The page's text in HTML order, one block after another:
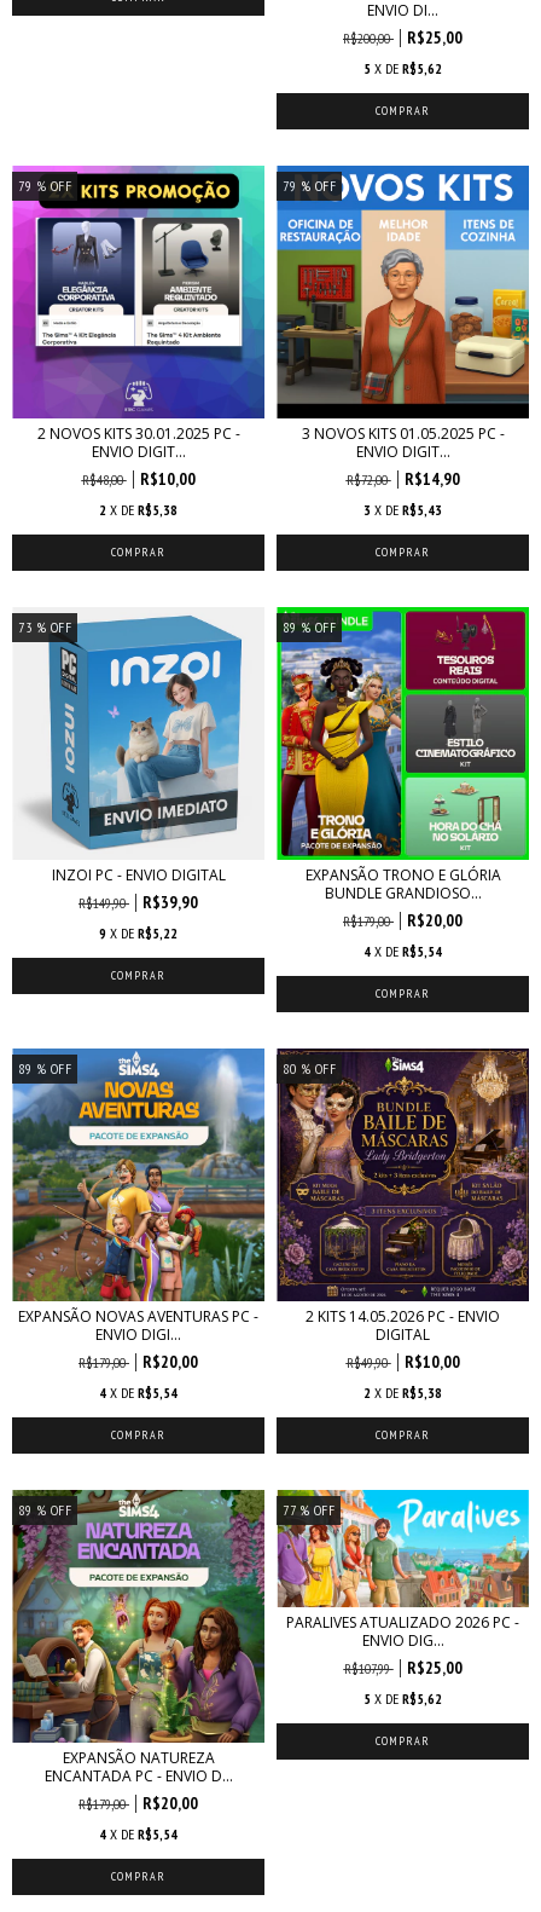
ENVIO DI...
R$200,00 R$25,00
5 X DE R$5,62
79 % OFF
2 NOVOS KITS 30.01.2025 PC -
ENVIO DIGIT...
R$48,00 R$10,00
2 X DE R$5,38
79 % OFF
3 NOVOS KITS 01.05.2025 PC -
ENVIO DIGIT...
R$72,00 R$14,90
3 X DE R$5,43
73 % OFF
INZOI PC - ENVIO DIGITAL
R$149,90 R$39,90
9 X DE R$5,22
89% OFF
EXPANSÃO TRONO E GLÓRIA
BUNDLE GRANDIOSO...
R$179,00 R$20,00
4 X DE R$5,54
89 % OFF
EXPANSÃO NOVAS AVENTURAS PC -
ENVIO DIGI...
R$179,00 R$20,00
4 X DE R$5,54
80 % OFF
2 KITS 14.05.2026 PC - ENVIO
DIGITAL
R$49,90 R$10,00
2 X DE R$5,38
89 % OFF
EXPANSÃO NATUREZA
ENCANTADA PC - ENVIO D...
R$179,00 R$20,00
4 X DE R$5,54
77% OFF
PARALIVES ATUALIZADO 2026 PC -
ENVIO DIG...
R$107,99 R$25,00
5 X DE R$5,62